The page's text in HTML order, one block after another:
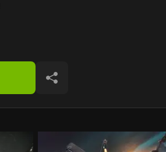
공유